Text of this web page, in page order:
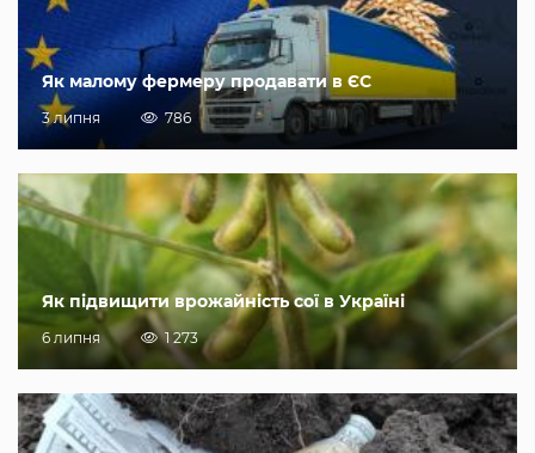
Як малому фермеру продавати в ЄС
3 липня 786
Як підвищити врожайність сої в Україні
6 липня 1 273